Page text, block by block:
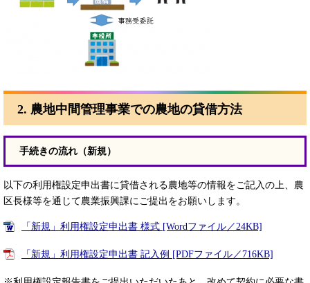
2. 農地中間管理事業での農地の貸借方法
手続きの流れ（新規）
以下の利用権設定申出書に貸借される農地等の情報をご記入の上、農
区長様等を通じて農業振興課にご提出をお願いします。
「新規」利用権設定申出書 様式 [Wordファイル／24KB]
「新規」利用権設定申出書 記入例 [PDFファイル／716KB]